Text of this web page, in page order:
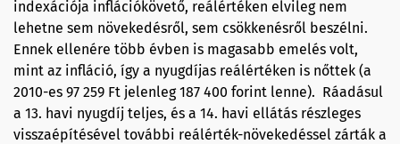
indexációja inflációkövető, reálértéken elvileg nem
lehetne sem növekedésről, sem csökkenésről beszélni.
Ennek ellenére több évben is magasabb emelés volt,
mint az infláció, így a nyugdíjas reálértéken is nőttek (a
2010-es 97 259 Ft jelenleg 187 400 forint lenne). Ráadásul
a 13. havi nyugdíj teljes, és a 14. havi ellátás részleges
visszaépítésével további reálérték-növekedéssel zárták a